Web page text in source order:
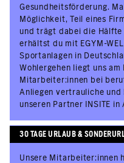
Gesundheitsförderung.
Möglichkeit, Teil eines
und trägt dabei die
erhältst du mit EGYM-
Sportanlagen in
Wohlergehen liegt uns am
Mitarbeiter:innen bei
Anliegen vertrauliche
unseren Partner INSITE in
30 TAGE URLAUB &
Unsere Mitarbeiter:innen